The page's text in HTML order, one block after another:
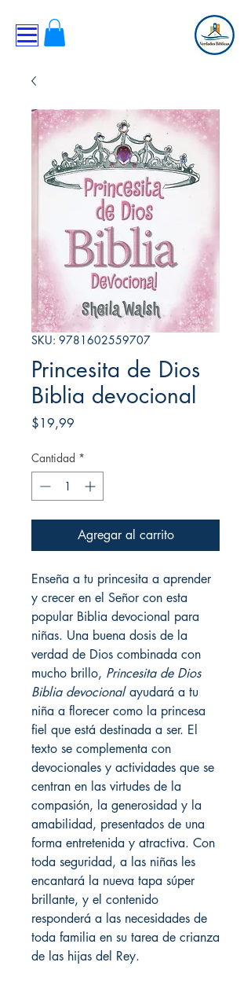
SKU: 9781602559707
Princesita de Dios
Biblia devocional
$19,99
Cantidad *
Agregar al carrito
Enseña a tu princesita a aprender
y crecer en el Señor con esta
popular Biblia devocional para
niñas. Una buena dosis de la
verdad de Dios combinada con
mucho brillo, Princesita de Dios
Biblia devocionalayudará a tu
niña a florecer como la princesa
fiel que está destinada a ser. El
texto se complementa con
devocionales y actividades que se
centran en las virtudes de la
compasión, la generosidad y la
amabilidad, presentados de una
forma entretenida y atractiva. Con
toda seguridad, a las niñas les
encantará la nueva tapa súper
brillante, y el contenido
responderá a las necesidades de
toda familia en su tarea de crianza
de las hijas del Rey.